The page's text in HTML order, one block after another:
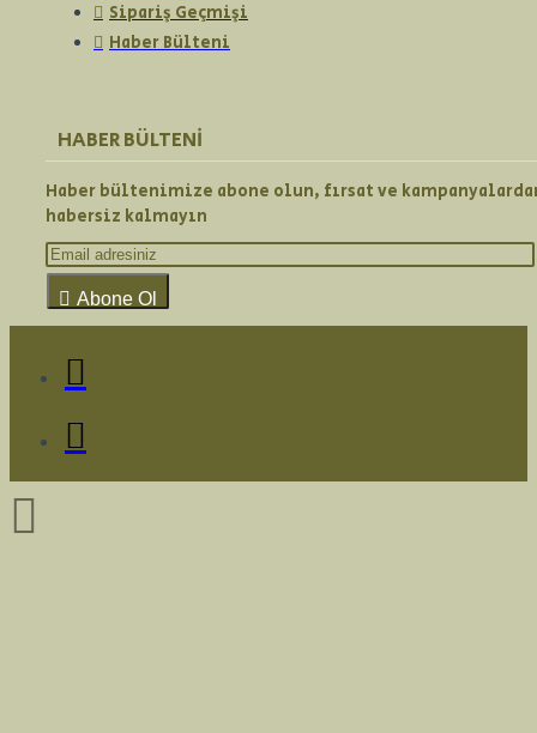
Sipariş Geçmişi
Haber Bülteni
HABER BÜLTENI
Haber bültenimize abone olun, fırsat ve
habersiz kalmayın
Abone Ol